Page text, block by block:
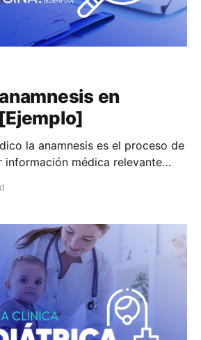
en
la anamnesis es el proceso de
médica relevante
palabras, se trata de la
así como sus síntomas